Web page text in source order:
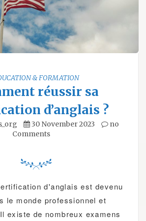
& FORMATION
réussir sa
d’anglais ?
30 November 2023
no
Comments
d'anglais est devenu
le monde professionnel et
existe de nombreux examens